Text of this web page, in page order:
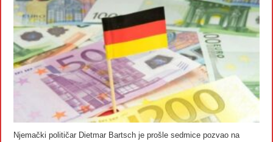
Njemački političar Dietmar Bartsch je prošle sedmice pozvao na